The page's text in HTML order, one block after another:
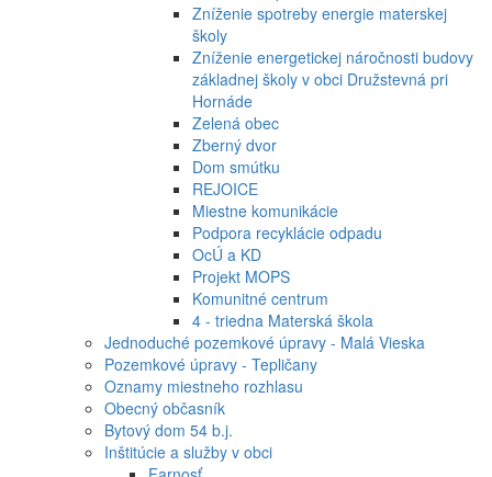
Zníženie spotreby energie materskej
školy
Zníženie energetickej náročnosti budovy
základnej školy v obci Družstevná pri
Hornáde
Zelená obec
Zberný dvor
Dom smútku
REJOICE
Miestne komunikácie
Podpora recyklácie odpadu
OcÚ a KD
Projekt MOPS
Komunitné centrum
4 - triedna Materská škola
Jednoduché pozemkové úpravy - Malá Vieska
Pozemkové úpravy - Tepličany
Oznamy miestneho rozhlasu
Obecný občasník
Bytový dom 54 b.j.
Inštitúcie a služby v obci